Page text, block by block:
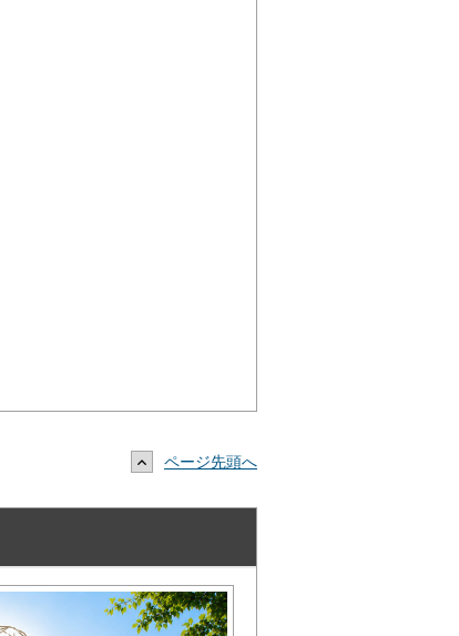
ページ先頭へ